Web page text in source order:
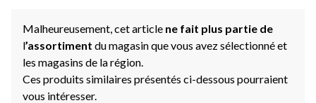
Malheureusement, cet article ne fait plus partie de
l’assortiment du magasin que vous avez sélectionné et
les magasins de la région.
Ces produits similaires présentés ci-dessous pourraient
vous intéresser.